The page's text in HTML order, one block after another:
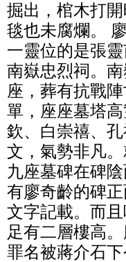
掘出，棺木打
毯也未腐爛。
一靈位的是張
南嶽忠烈祠。
座，葬有抗戰
單，座座墓塔
欽、白崇禧、
文，氣勢非凡
九座墓碑在碑
有廖奇齡的碑
文字記載。而
足有二層樓高
罪名被蔣介石